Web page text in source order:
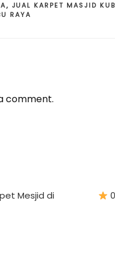
, JUAL KARPET MASJID
RAYA
comment.
Mesjid di